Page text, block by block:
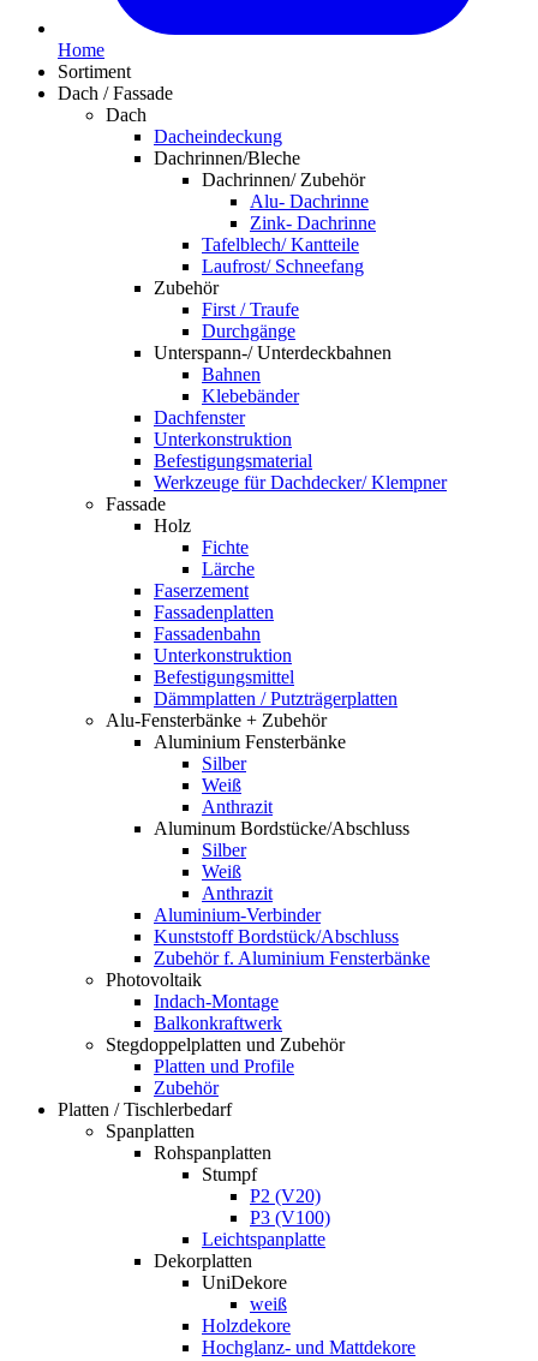
Home
Sortiment
Dach / Fassade
Dach
Dacheindeckung
Dachrinnen/Bleche
Dachrinnen/ Zubehör
Alu- Dachrinne
Zink- Dachrinne
Tafelblech/ Kantteile
Laufrost/ Schneefang
Zubehör
First / Traufe
Durchgänge
Unterspann-/ Unterdeckbahnen
Bahnen
Klebebänder
Dachfenster
Unterkonstruktion
Befestigungsmaterial
Werkzeuge für Dachdecker/ Klempner
Fassade
Holz
Fichte
Lärche
Faserzement
Fassadenplatten
Fassadenbahn
Unterkonstruktion
Befestigungsmittel
Dämmplatten / Putzträgerplatten
Alu-Fensterbänke + Zubehör
Aluminium Fensterbänke
Silber
Weiß
Anthrazit
Aluminum Bordstücke/Abschluss
Silber
Weiß
Anthrazit
Aluminium-Verbinder
Kunststoff Bordstück/Abschluss
Zubehör f. Aluminium Fensterbänke
Photovoltaik
Indach-Montage
Balkonkraftwerk
Stegdoppelplatten und Zubehör
Platten und Profile
Zubehör
Platten / Tischlerbedarf
Spanplatten
Rohspanplatten
Stumpf
P2 (V20)
P3 (V100)
Leichtspanplatte
Dekorplatten
UniDekore
weiß
Holzdekore
Hochglanz- und Mattdekore